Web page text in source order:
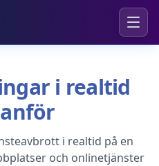
i realtid
i realtid på en
och onlinetjänster